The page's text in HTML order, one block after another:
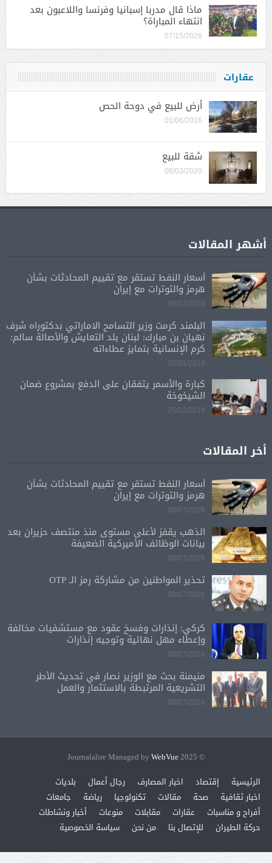
ماذا قال مدربا إسبانيا وفرنسا واللاعبون بعد
انتهاء المباراة؟
07/15/2026
عقارات
أرض للبيع في دوحة الحص
01/06/2026
شقة للبيع
08/03/2020
أشهر المقالات
أسعار النفط تستقر مع تقييم المحادثات بشأن
هرمز والتوترات مع إيران
08/07/2026
البلمند كرمت وزير التسامح الاماراتي بدكتوراه شرف
نهيان بن مبارك: لبنان بلد التعايش والأصالة سالم:
كرم الإنسانية بتمايز عطاءاته
05/01/2018
كبارة والأسمر يتفقان على الدفع بمشروع ضمان
الشيخوخة
05/02/2018
أخر المقالات
أسعار النفط تستقر مع تقييم المحادثات بشأن
هرمز والتوترات مع إيران
08/07/2026
الذهب يقفز لأعلى مستوى منذ منتصف حزيران بعد
بيانات الوظائف الأميركية الضعيفة
08/07/2026
تحذير المواطنين من مشاركة رمز الـ OTP
08/07/2026
كركي: إنذارات وفسخ عقود مع مستشفيات مخالفة
وإعطاء مهل نهائية وتوجيه إنذارات
08/07/2026
منيمنة بحث مع الوزير نصار في تحديث الأطر
التشريعية المرتبطة بالاستثمار والعمل
08/07/2026
© 2025 Journalalire Managed by
WebVue
الرئيسية
إقتصاد اخبار المصارف رجال أعمال
بلديات
اخبار ثقافية
صحة مقالات تكنولوجيا رياضة
جامعات
أفراح و مناسبات
عقارات مقابلات منوعات
أخبار ونشاطات
حركة الطيران
للإتصال بنا من نحن سياسة الخصوصية